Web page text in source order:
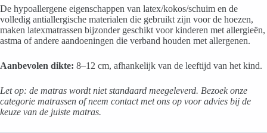
De hypoallergene eigenschappen van latex/kokos/schuim en de
volledig antiallergische materialen die gebruikt zijn voor de hoezen,
maken latexmatrassen bijzonder geschikt voor kinderen met allergieën,
astma of andere aandoeningen die verband houden met allergenen.
Aanbevolen dikte: 8–12 cm, afhankelijk van de leeftijd van het kind.
Let op: de matras wordt niet standaard meegeleverd. Bezoek onze
categorie matrassen of neem contact met ons op voor advies bij de
keuze van de juiste matras.